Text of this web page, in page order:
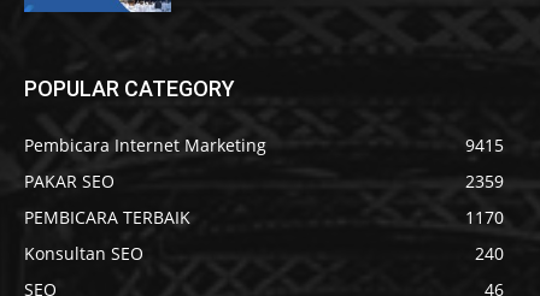
POPULAR CATEGORY
Pembicara Internet Marketing
9415
PAKAR SEO
2359
PEMBICARA TERBAIK
1170
Konsultan SEO
240
SEO
46